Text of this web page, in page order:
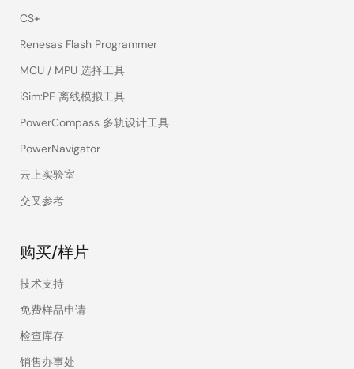
CS+
Renesas Flash Programmer
MCU / MPU 选择工具
iSim:PE 离线模拟工具
PowerCompass 多轨设计工具
PowerNavigator
云上实验室
交叉参考
购买/样片
技术支持
免费样品申请
检查库存
销售办事处